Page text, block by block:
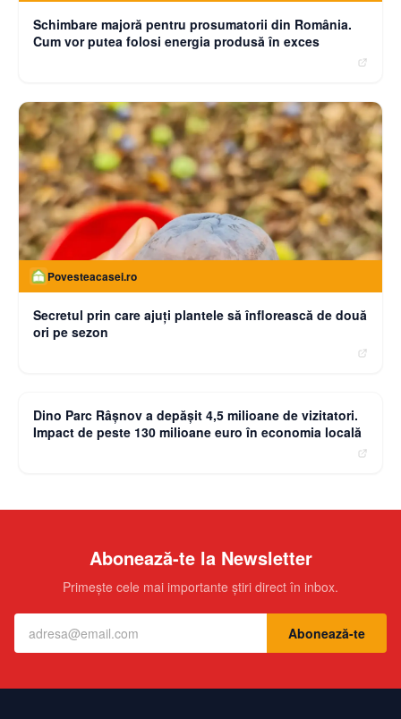
Schimbare majoră pentru prosumatorii din România.
Cum vor putea folosi energia produsă în exces
Povesteacasei.ro
Secretul prin care ajuți plantele să înflorească de două
ori pe sezon
Dino Parc Râșnov a depășit 4,5 milioane de vizitatori.
Impact de peste 130 milioane euro în economia locală
Abonează-te la Newsletter
Primește cele mai importante știri direct în inbox.
Abonează-te